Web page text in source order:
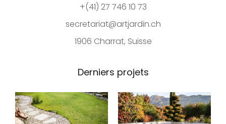
+(41) 27 746 10 73
secretariat@artjardin.ch
1906 Charrat, Suisse
Derniers projets